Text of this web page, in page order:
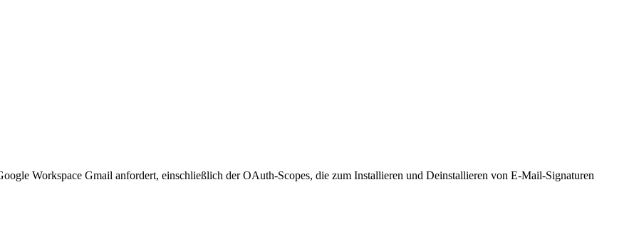
Workspace Gmail anfordert, einschließlich der OAuth-Scopes, die zum Installieren und Deinstallieren von E-Mail-Signaturen